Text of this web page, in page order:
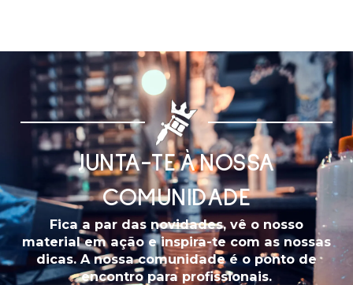
JUNTA-TE À NOSSA
COMUNIDADE
Fica a par das novidades, vê o nosso
material em ação e inspira-te com as nossas
dicas. A nossa comunidade é o ponto de
encontro para profissionais.